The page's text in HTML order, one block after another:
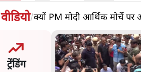
वीडियो/क्यों PM मोदी आर्थिक मोर्चे
ट्रेंडिंग
के नामों
रोहित